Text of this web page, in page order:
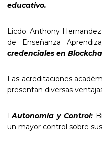
educativo.
Licdo. Anthony
de Enseñanza
credenciales en
Las acreditaciones
presentan diversas
1.Autonomía y Control:
un mayor control sobre